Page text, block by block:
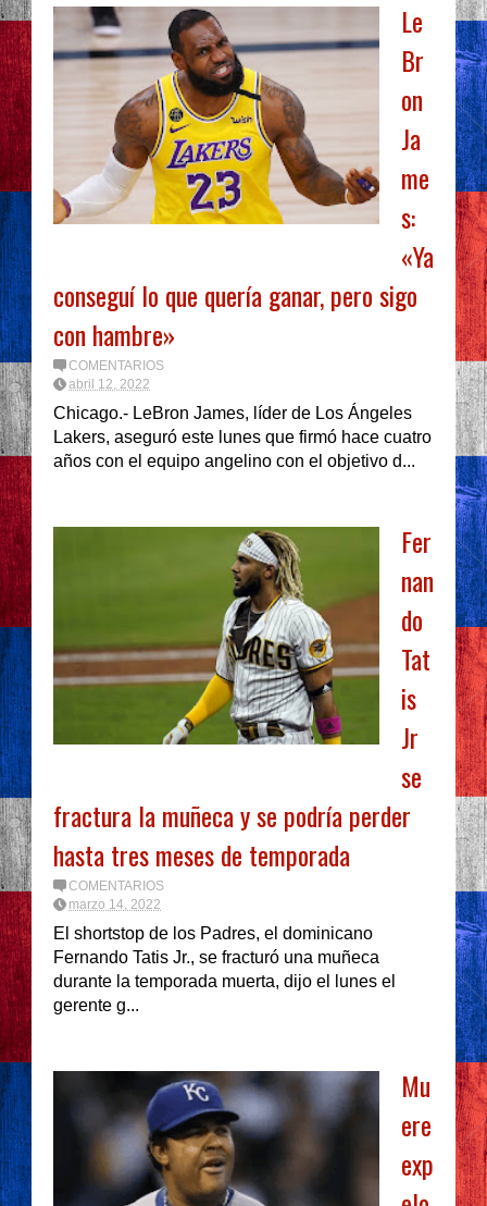
Le
Br
on
Ja
me
s:
«Ya
conseguí lo que quería ganar, pero sigo
con hambre»
COMENTARIOS
abril 12, 2022
Chicago.- LeBron James, líder de Los Ángeles
Lakers, aseguró este lunes que firmó hace cuatro
años con el equipo angelino con el objetivo d...
Fer
nan
do
Tat
is
Jr
se
fractura la muñeca y se podría perder
hasta tres meses de temporada
COMENTARIOS
marzo 14, 2022
El shortstop de los Padres, el dominicano
Fernando Tatis Jr., se fracturó una muñeca
durante la temporada muerta, dijo el lunes el
gerente g...
Mu
ere
exp